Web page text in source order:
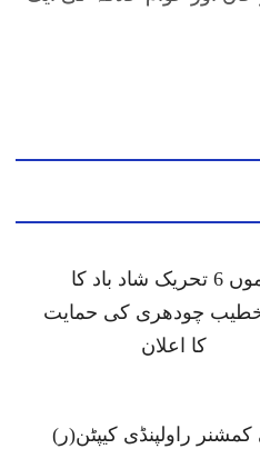
جموں 6 تحریک شاد باد کا
چودھری کی حمایت
کا اعلان
کمشنر راولپنڈی کیپٹن(ر)